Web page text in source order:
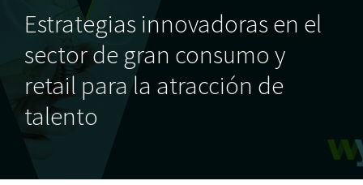
Búsqueda
Evaluación
Transformación
Interim Management
Estrategias innovadoras en el
sector de gran consumo y
retail para la atracción de
talento